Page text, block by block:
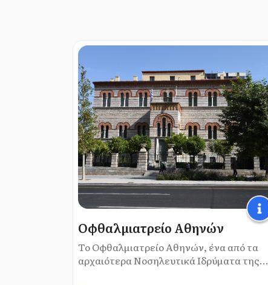
Οφθαλμιατρείο Αθηνών
Το Οφθαλμιατρείο Αθηνών, ένα από τα
αρχαιότερα Νοσηλευτικά Ιδρύματα της...